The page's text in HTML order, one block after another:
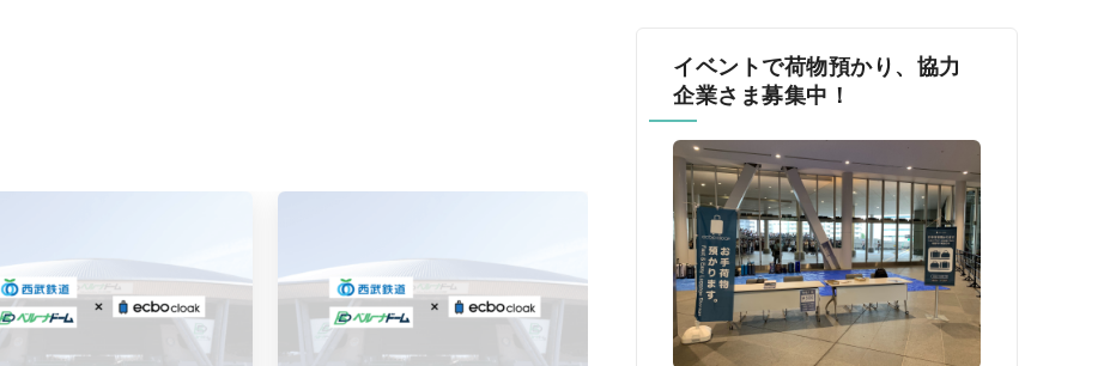
イベントで荷物預かり、協力
企業さま募集中！